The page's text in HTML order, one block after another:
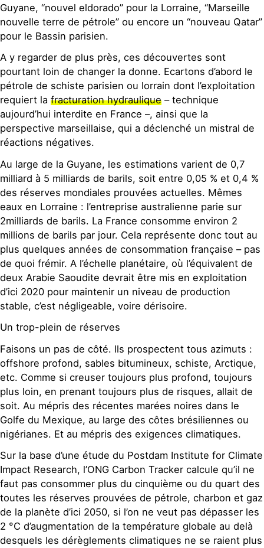
Guyane, “nouvel eldorado” pour la Lorraine, “Marseille
nouvelle terre de pétrole” ou encore un “nouveau Qatar”
pour le Bassin parisien.
A y regarder de plus près, ces découvertes sont
pourtant loin de changer la donne. Ecartons d’abord le
pétrole de schiste parisien ou lorrain dont l’exploitation
requiert la fracturation hydraulique – technique
aujourd’hui interdite en France –, ainsi que la
perspective marseillaise, qui a déclenché un mistral de
réactions négatives.
Au large de la Guyane, les estimations varient de 0,7
milliard à 5 milliards de barils, soit entre 0,05 % et 0,4 %
des réserves mondiales prouvées actuelles. Mêmes
eaux en Lorraine : l’entreprise australienne parie sur
2milliards de barils. La France consomme environ 2
millions de barils par jour. Cela représente donc tout au
plus quelques années de consommation française – pas
de quoi frémir. A l’échelle planétaire, où l’équivalent de
deux Arabie Saoudite devrait être mis en exploitation
d’ici 2020 pour maintenir un niveau de production
stable, c’est négligeable, voire dérisoire.
Un trop-plein de réserves
Faisons un pas de côté. Ils prospectent tous azimuts :
offshore profond, sables bitumineux, schiste, Arctique,
etc. Comme si creuser toujours plus profond, toujours
plus loin, en prenant toujours plus de risques, allait de
soit. Au mépris des récentes marées noires dans le
Golfe du Mexique, au large des côtes brésiliennes ou
nigérianes. Et au mépris des exigences climatiques.
Sur la base d’une étude du Postdam Institute for Climate
Impact Research, l’ONG Carbon Tracker calcule qu’il ne
faut pas consommer plus du cinquième ou du quart des
toutes les réserves prouvées de pétrole, charbon et gaz
de la planète d’ici 2050, si l’on ne veut pas dépasser les
2 °C d’augmentation de la température globale au delà
desquels les dérèglements climatiques ne se raient plus